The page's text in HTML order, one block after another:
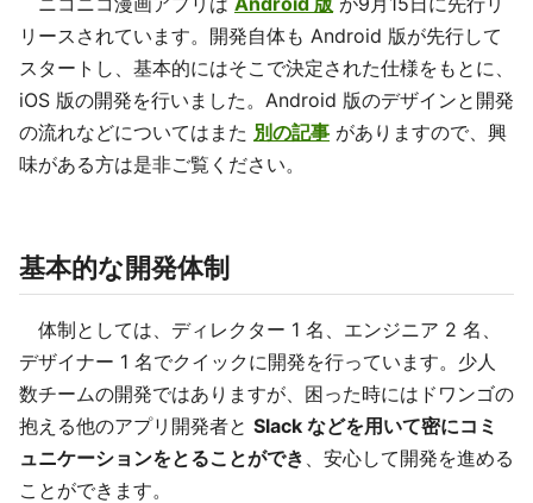
リースされています。開発自体も Android 版が先行して
スタートし、基本的にはそこで決定された仕様をもとに、
iOS 版の開発を行いました。Android 版のデザインと開発
の流れなどについてはまた 別の記事 がありますので、興
味がある方は是非ご覧ください。
基本的な開発体制
体制としては、ディレクター 1 名、エンジニア 2 名、
デザイナー 1 名でクイックに開発を行っています。少人
数チームの開発ではありますが、困った時にはドワンゴの
抱える他のアプリ開発者と Slack などを用いて密にコミ
ュニケーションをとることができ 、安心して開発を進める
ことができます。